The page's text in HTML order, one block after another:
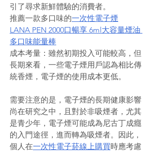
引了尋求新鮮體驗的消費者。
推薦一款多口味的一次性電子煙
LANA PEN 2000口暢享 6ml大容量煙油
多口味能量棒
成本考量：雖然初期投入可能較高，但
長期來看，一些電子煙用戶認為相比傳
統香煙，電子煙的使用成本更低。
需要注意的是，電子煙的長期健康影響
尚在研究之中，且對於非吸煙者，尤其
是青少年，電子煙可能成為尼古丁成癮
的入門途徑，進而轉為吸煙者。因此，
個人在一次性電子菸線上購買時應考慮